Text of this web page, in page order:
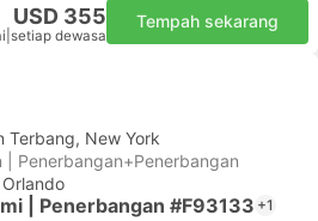
USD 355
setiap dewasa
Tempah sekarang
Terbang, New York
Penerbangan+Penerbangan
| Penerbangan #F93133 +1